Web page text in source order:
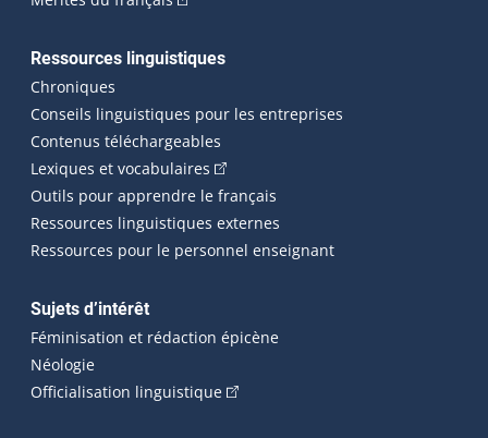
Ressources linguistiques
Chroniques
Conseils linguistiques pour les entreprises
Contenus téléchargeables
Lexiques et vocabulaires (Cet hyperlien externe s'ouvrira
Outils pour apprendre le français
Ressources linguistiques externes
Ressources pour le personnel enseignant
Sujets d’intérêt
Féminisation et rédaction épicène
Néologie
Officialisation linguistique(Cet hyperlien externe s'ouvrira